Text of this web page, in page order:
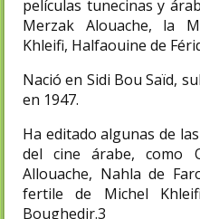
películas tunecinas y
Merzak Alouache, la
Khleifi, Halfaouine de
Nació en Sidi Bou Saïd,
en 1947.
Ha editado algunas de
del cine árabe, como
Allouache, Nahla de
fertile de Michel
Boughedir.3​